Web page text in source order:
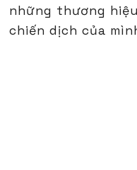
những thương
chiến dịch của